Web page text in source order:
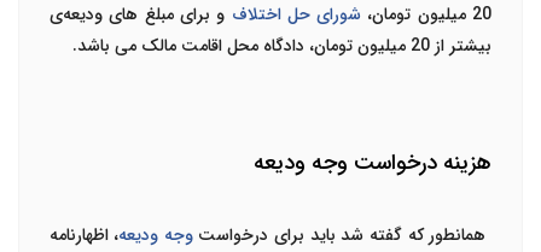
20 میلیون تومان،
شورای حل اختلاف و برای مبلغ های ودیعهی
بیشتر از 20 میلیون تومان، دادگاه محل اقامت مالک می باشد.
هزینه درخواست وجه ودیعه
همانطور که گفته شد باید برای درخواستوجه ودیعه، اظهارنامه